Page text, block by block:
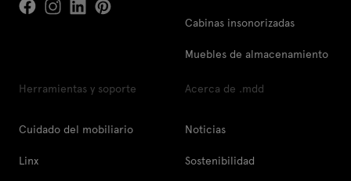
Cabinas insonorizadas
Muebles de almacenamiento
Herramientas y soporte
Cuidado del mobiliario
Linx
Acerca de .mdd
Noticias
Sostenibilidad